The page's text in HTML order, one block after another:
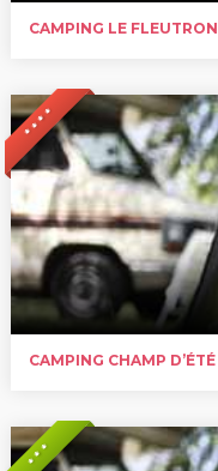
CAMPING LE FLEUTRON
* * * *
CAMPING CHAMP D’ÉTÉ
* * *